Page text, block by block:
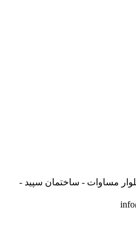
مساوات - ساختمان سپید -